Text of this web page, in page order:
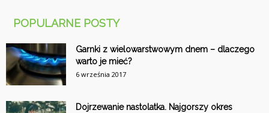
POPULARNE POSTY
Garnki z wielowarstwowym dnem – dlaczego
warto je mieć?
6 września 2017
Dojrzewanie nastolatka. Najgorszy okres